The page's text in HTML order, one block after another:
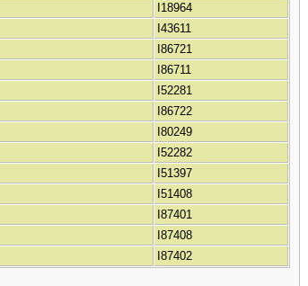
I18964
I43611
I86721
I86711
I52281
I86722
I80249
I52282
I51397
I51408
I87401
I87408
I87402